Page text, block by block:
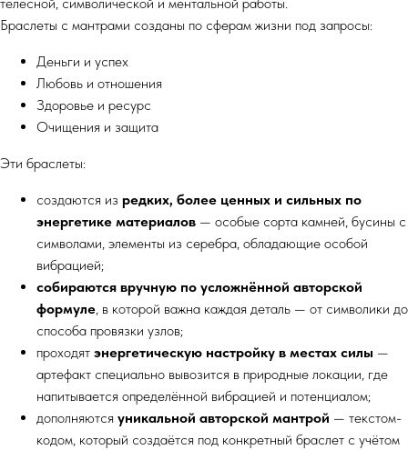
Браслеты с мантрами созданы по сферам жизни под запросы:
Деньги и успех
Любовь и отношения
Здоровье и ресурс
Очищения и защита
Эти браслеты:
создаются из редких, более ценных и сильных по
энергетике материалов — особые сорта камней, бусины с
символами, элементы из серебра, обладающие особой
вибрацией;
собираются вручную по усложнённой авторской
формуле, в которой важна каждая деталь — от символики до
способа провязки узлов;
проходят энергетическую настройку в местах силы —
артефакт специально вывозится в природные локации, где
напитывается определённой вибрацией и потенциалом;
дополняются уникальной авторской мантрой — текстом-
кодом, который создаётся под конкретный браслет с учётом